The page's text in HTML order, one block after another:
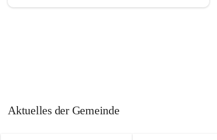
Aktuelles der Gemeinde